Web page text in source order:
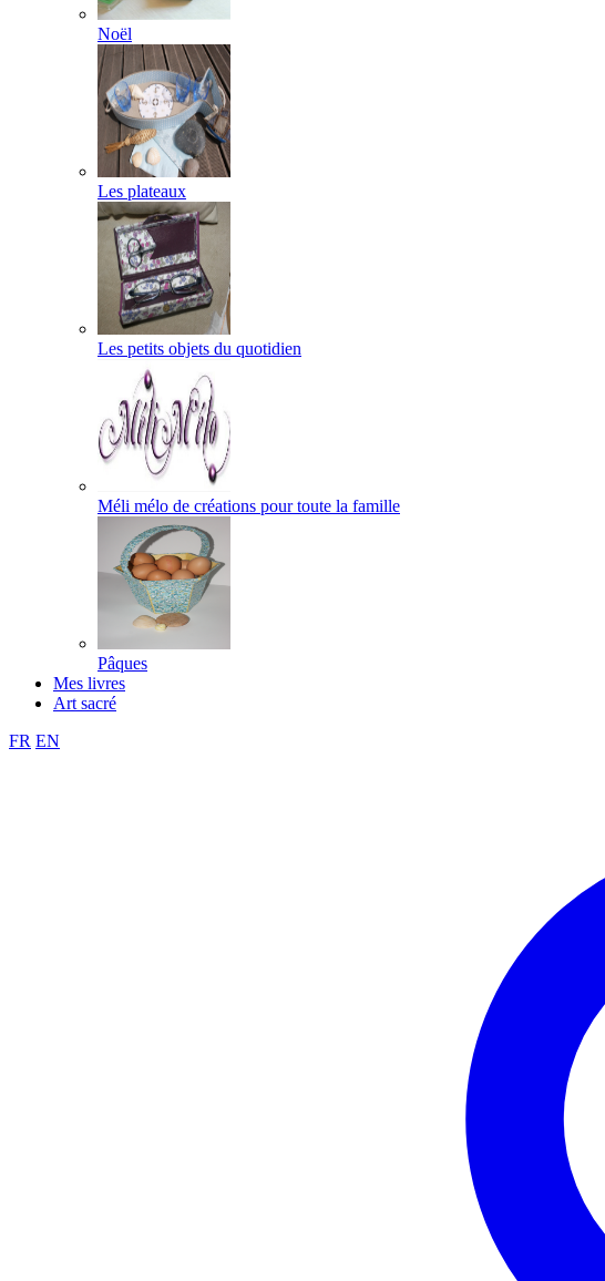
Noël
Les plateaux
Les petits objets du quotidien
Méli mélo de créations pour toute la famille
Pâques
Mes livres
Art sacré
FR EN